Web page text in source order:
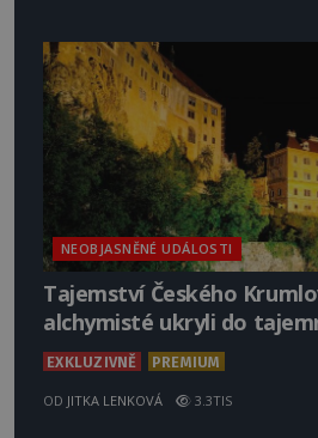
NEOBJASNĚNÉ UDÁLOSTI
Tajemství Českého
alchymisté ukryli do
EXKLUZIVNĚ PREMIUM
OD JITKA LENKOVÁ 3.3TIS